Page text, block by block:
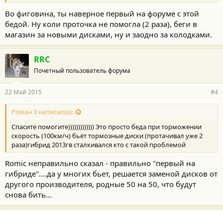
Во фиговина, ты наверное первый на форуме с этой
бедой. Ну коли проточка не помогла (2 раза), беги в
магазин за новыми дисками, ну и заодно за колодками.
RRC
Почетный пользователь форума
22 Май 2015 #4
Роман 3 написал(а):
Спасите помогите))))))))))))) Это просто беда при торможении
скорость (100км/ч) бьёт тормозные диски (протачивал уже 2
раза)гибрид 2013гв сталкивался кто с такой проблемой
Romic неправильно сказал - правильно "первый на
гибриде"....да у многих бьет, решается заменой дисков от
другого производителя, родные 50 на 50, что будут
снова бить...